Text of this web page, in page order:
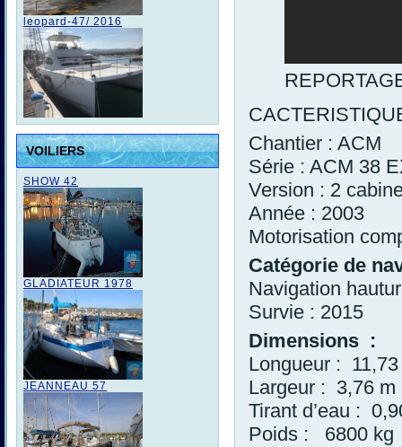
leopard-47/ 2016
VOILIERS
SHOW 42
GLADIATEUR 1978
JEANNEAU 57
Chantier : ACM
Série : ACM 38
Version : 2
Année : 2003
Motorisation
Catégorie de
Navigation
Survie : 2015
Dimensions :
Longueur :
Largeur : 3,76 m
Tirant d’eau :
Poids : 6800 kg